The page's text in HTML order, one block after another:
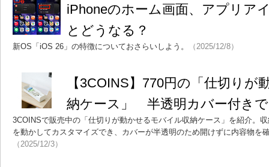
iPhoneのホーム画面、アプリア
とどうなる？
新OS「iOS 26」の特徴についておさらいしよう。 （2025/12/8）
【3COINS】770円の「仕切りが
納ケース」 半透明カバー付き
3COINSで販売中の「仕切りが動かせるモバイル収納ケース」を紹介。
を動かしてカスタマイズでき、カバーが半透明のため開けずに内容物を
（2025/12/3）